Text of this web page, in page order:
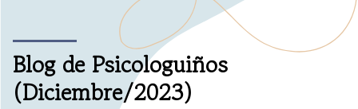
Blog de Psicologuiños
(Diciembre/2023)